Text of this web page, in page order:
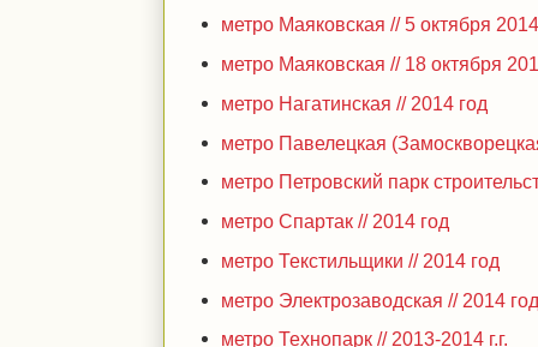
метро Маяковская // 5 октября
метро Маяковская // 18 октября
метро Нагатинская // 2014 год
метро Павелецкая
метро Петровский парк
метро Спартак // 2014 год
метро Текстильщики // 2014 год
метро Электрозаводская // 2014
метро Технопарк // 2013-2014 г.г.